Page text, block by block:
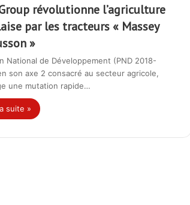
révolutionne l’agriculture
par les tracteurs « Massey
»
National de Développement (PND 2018-
son axe 2 consacré au secteur agricole,
une mutation rapide…
suite »